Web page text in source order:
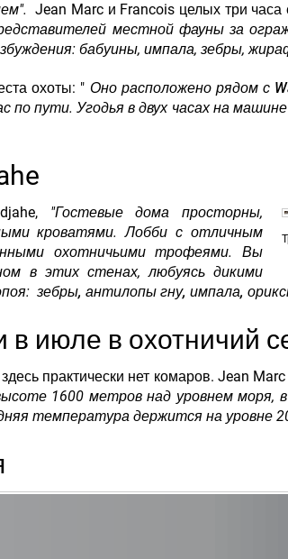
Jean Marc и Francois целых три часа
местной фауны за
бабуины, импала, зебры,
охоты: " Оно расположено рядом с
по пути. Угодья в двух часах на
"Гостевые дома просторны,
кроватями. Лобби с отличным
охотничьими трофеями. Вы
в этих стенах, любуясь дикими
зебры, антилопы гну, импала,
июле в охотничий
практически нет комаров. Jean
1600 метров над уровнем моря,
температура держится на уровне